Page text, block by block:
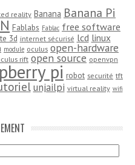
reality Banana Banana Pi
Fablabs Fablac free software
3d internet sécurisé lcd linux
module oculus open-hardware
rift open source openvpn
pi robot securité tft
unjailpi virtual reality wifi